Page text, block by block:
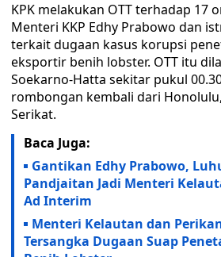
KPK melakukan OTT terhadap 17
Menteri KKP Edhy Prabowo dan
terkait dugaan kasus korupsi
eksportir benih lobster. OTT itu
Soekarno-Hatta sekitar pukul
rombongan kembali dari
Serikat.
Baca Juga:
Gantikan Edhy Prabowo,
Pandjaitan Jadi Menteri
Ad Interim
Menteri Kelautan dan
Tersangka Dugaan Suap